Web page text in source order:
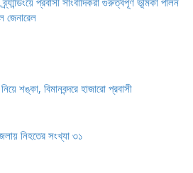
জেনারেল
শঙ্কা, বিমানবন্দরে হাজারো প্রবাসী
নিহতের সংখ্যা ৩১